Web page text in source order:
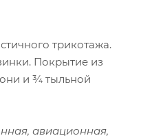
трикотажа.
Покрытие из
и ¾ тыльной
авиационная,